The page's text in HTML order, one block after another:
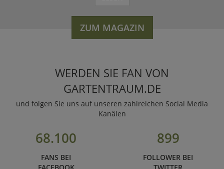
ZUM MAGAZIN
WERDEN SIE FAN VON
GARTENTRAUM.DE
und folgen Sie uns auf unseren zahlreichen Social Media
Kanälen
68.100
FANS BEI
899
FOLLOWER BEI